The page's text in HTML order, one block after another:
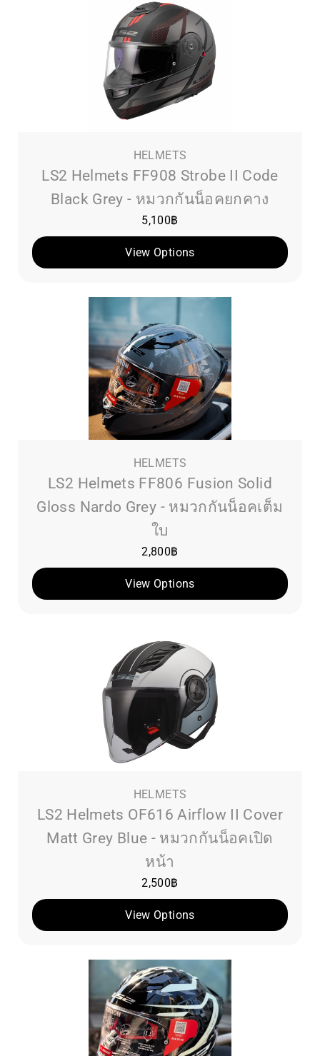
HELMETS
LS2 Helmets FF908 Strobe II Code
Black Grey - หมวกกันน็อคยกคาง
5,100฿
View Options
HELMETS
LS2 Helmets FF806 Fusion Solid
Gloss Nardo Grey - หมวกกันน็อคเต็ม
ใบ
2,800฿
View Options
HELMETS
LS2 Helmets OF616 Airflow II Cover
Matt Grey Blue - หมวกกันน็อคเปิด
หน้า
2,500฿
View Options